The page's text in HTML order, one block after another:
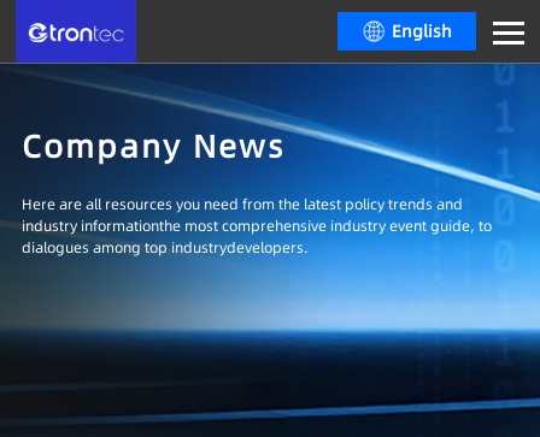
English
Company News
Here are all resources you need from the latest policy trends and
industry informationthe most comprehensive industry event guide, to
dialogues among top industrydevelopers.